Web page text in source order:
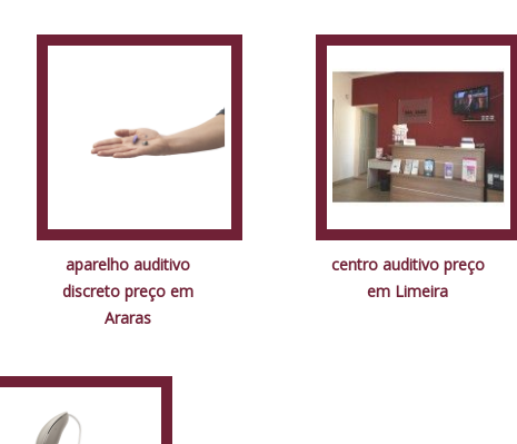
aparelho auditivo
discreto preço em
Araras
centro auditivo preço
em Limeira